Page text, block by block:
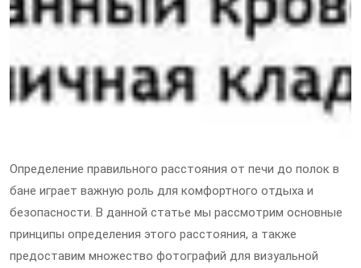
Определение правильного расстояния от печи до полок в
бане играет важную роль для комфортного отдыха и
безопасности. В данной статье мы рассмотрим основные
принципы определения этого расстояния, а также
предоставим множество фотографий для визуальной